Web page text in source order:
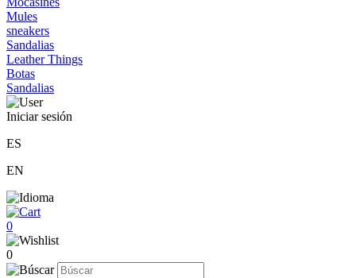
Mules
sneakers
Sandalias
Leather Things
Botas
Sandalias
Iniciar sesión
ES
EN
0
0